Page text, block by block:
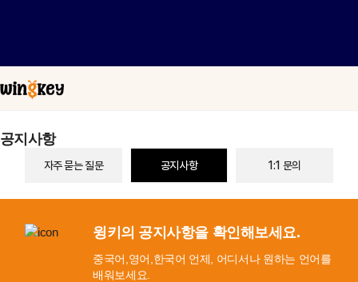
공지사항
자주 묻는 질문 공지사항 1:1 문의
윙키의 공지사항을 확인해보세요.
중국어,영어,한국어 언제, 어디서나 원하는 언어를
배워보세요.